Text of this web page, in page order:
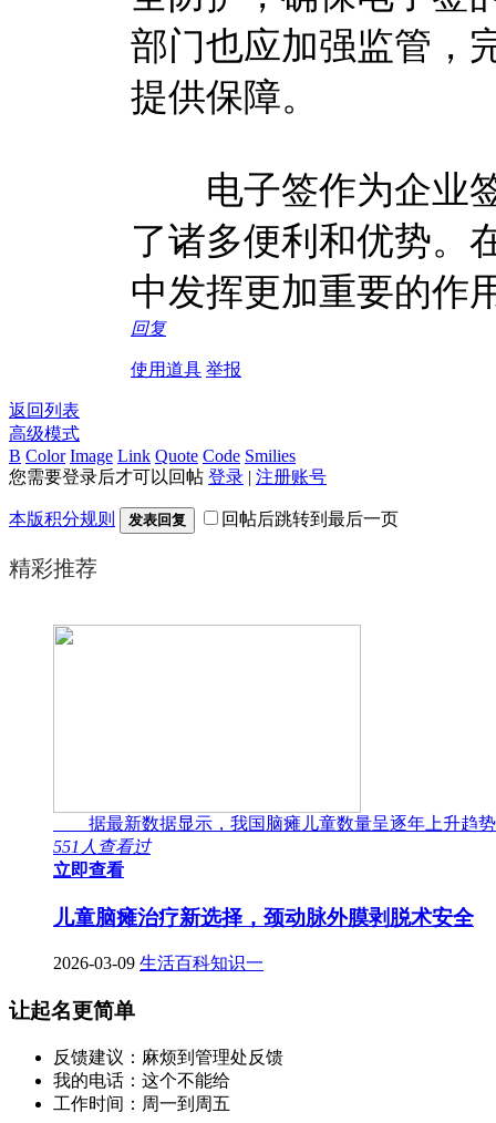
部门也应加强监管，
提供保障。
电子签作为企业签
了诸多便利和优势。
中发挥更加重要的作
回复
使用道具 举报
返回列表
高级模式
B Color Image Link Quote Code Smilies
您需要登录后才可以回帖 登录 | 注册账号
本版积分规则 发表回复 回帖后跳转到最后一页
精彩推荐
据最新数据显示，我国脑瘫儿童数量呈逐年上升趋势
551人查看过
立即查看
儿童脑瘫治疗新选择，颈动脉外膜剥脱术安全
2026-03-09 生活百科知识一
让起名更简单
反馈建议：麻烦到管理处反馈
我的电话：这个不能给
工作时间：周一到周五